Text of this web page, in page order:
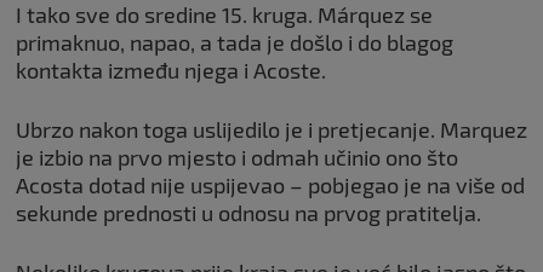
I tako sve do sredine 15. kruga. Márquez se
primaknuo, napao, a tada je došlo i do blagog
kontakta između njega i Acoste.
Ubrzo nakon toga uslijedilo je i pretjecanje. Marquez
je izbio na prvo mjesto i odmah učinio ono što
Acosta dotad nije uspijevao – pobjegao je na više od
sekunde prednosti u odnosu na prvog pratitelja.